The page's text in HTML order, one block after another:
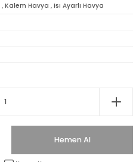
, Kalem Havya , Isı Ayarlı Havya
Hemen Al